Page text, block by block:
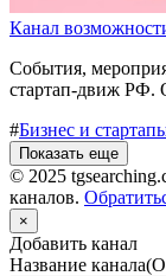
Канал
События,
стартап-движ
#Бизнес и
Показать еще
© 2025
каналов.
×
Добавить канал
Название канала